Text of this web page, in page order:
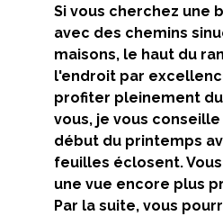
Si vous cherchez une
avec des chemins
maisons, le haut du
l'endroit par
profiter pleinement
vous, je vous
début du printemps
feuilles éclosent.
une vue encore plus
Par la suite, vous